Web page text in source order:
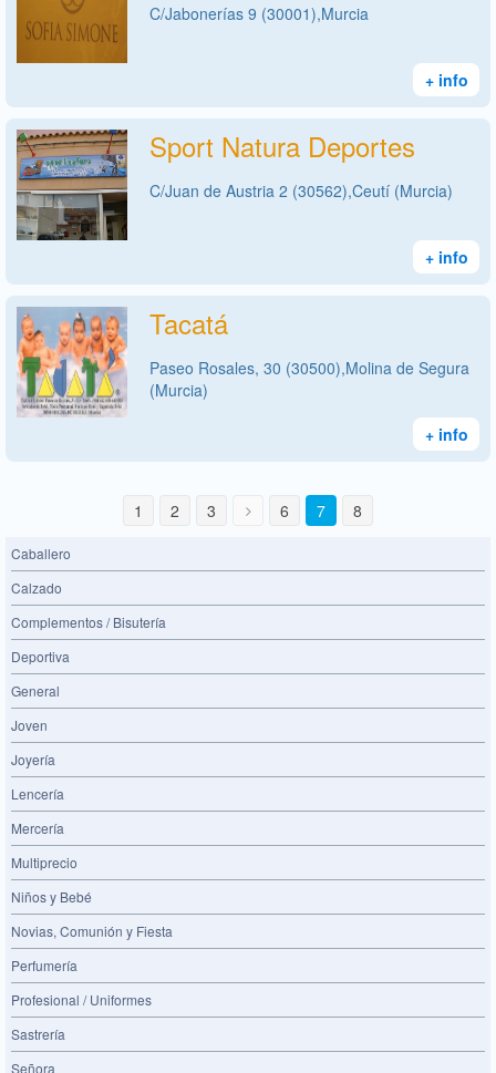
C/Jabonerías 9 (30001),Murcia
+ info
Sport Natura Deportes
C/Juan de Austria 2 (30562),Ceutí (Murcia)
+ info
Tacatá
Paseo Rosales, 30 (30500),Molina de Segura
(Murcia)
+ info
1 2 3 6 7 8
Caballero
Calzado
Complementos / Bisutería
Deportiva
General
Joven
Joyería
Lencería
Mercería
Multiprecio
Niños y Bebé
Novias, Comunión y Fiesta
Perfumería
Profesional / Uniformes
Sastrería
Señora